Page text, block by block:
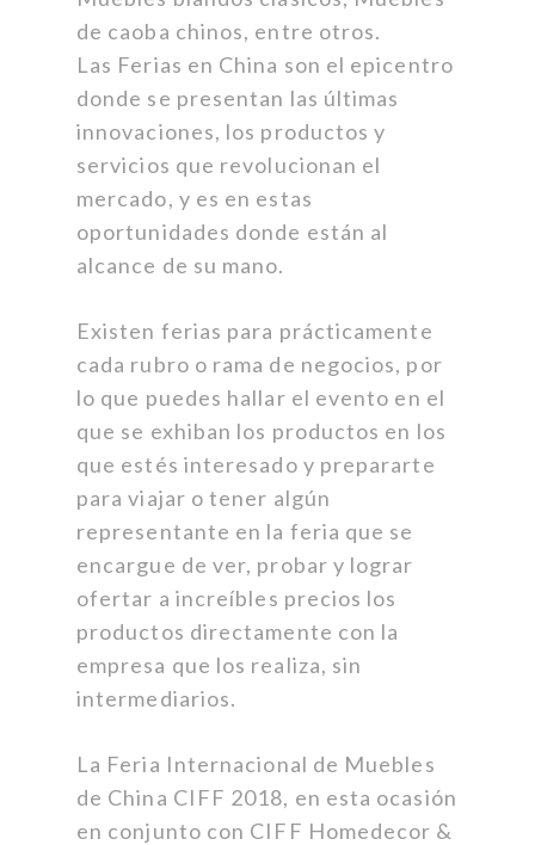
de caoba chinos, entre otros.
Las Ferias en China son el epicentro
donde se presentan las últimas
innovaciones, los productos y
servicios que revolucionan el
mercado, y es en estas
oportunidades donde están al
alcance de su mano.
Existen ferias para prácticamente
cada rubro o rama de negocios, por
lo que puedes hallar el evento en el
que se exhiban los productos en los
que estés interesado y prepararte
para viajar o tener algún
representante en la feria que se
encargue de ver, probar y lograr
ofertar a increíbles precios los
productos directamente con la
empresa que los realiza, sin
intermediarios.
La Feria Internacional de Muebles
de China CIFF 2018, en esta ocasión
en conjunto con CIFF Homedecor &